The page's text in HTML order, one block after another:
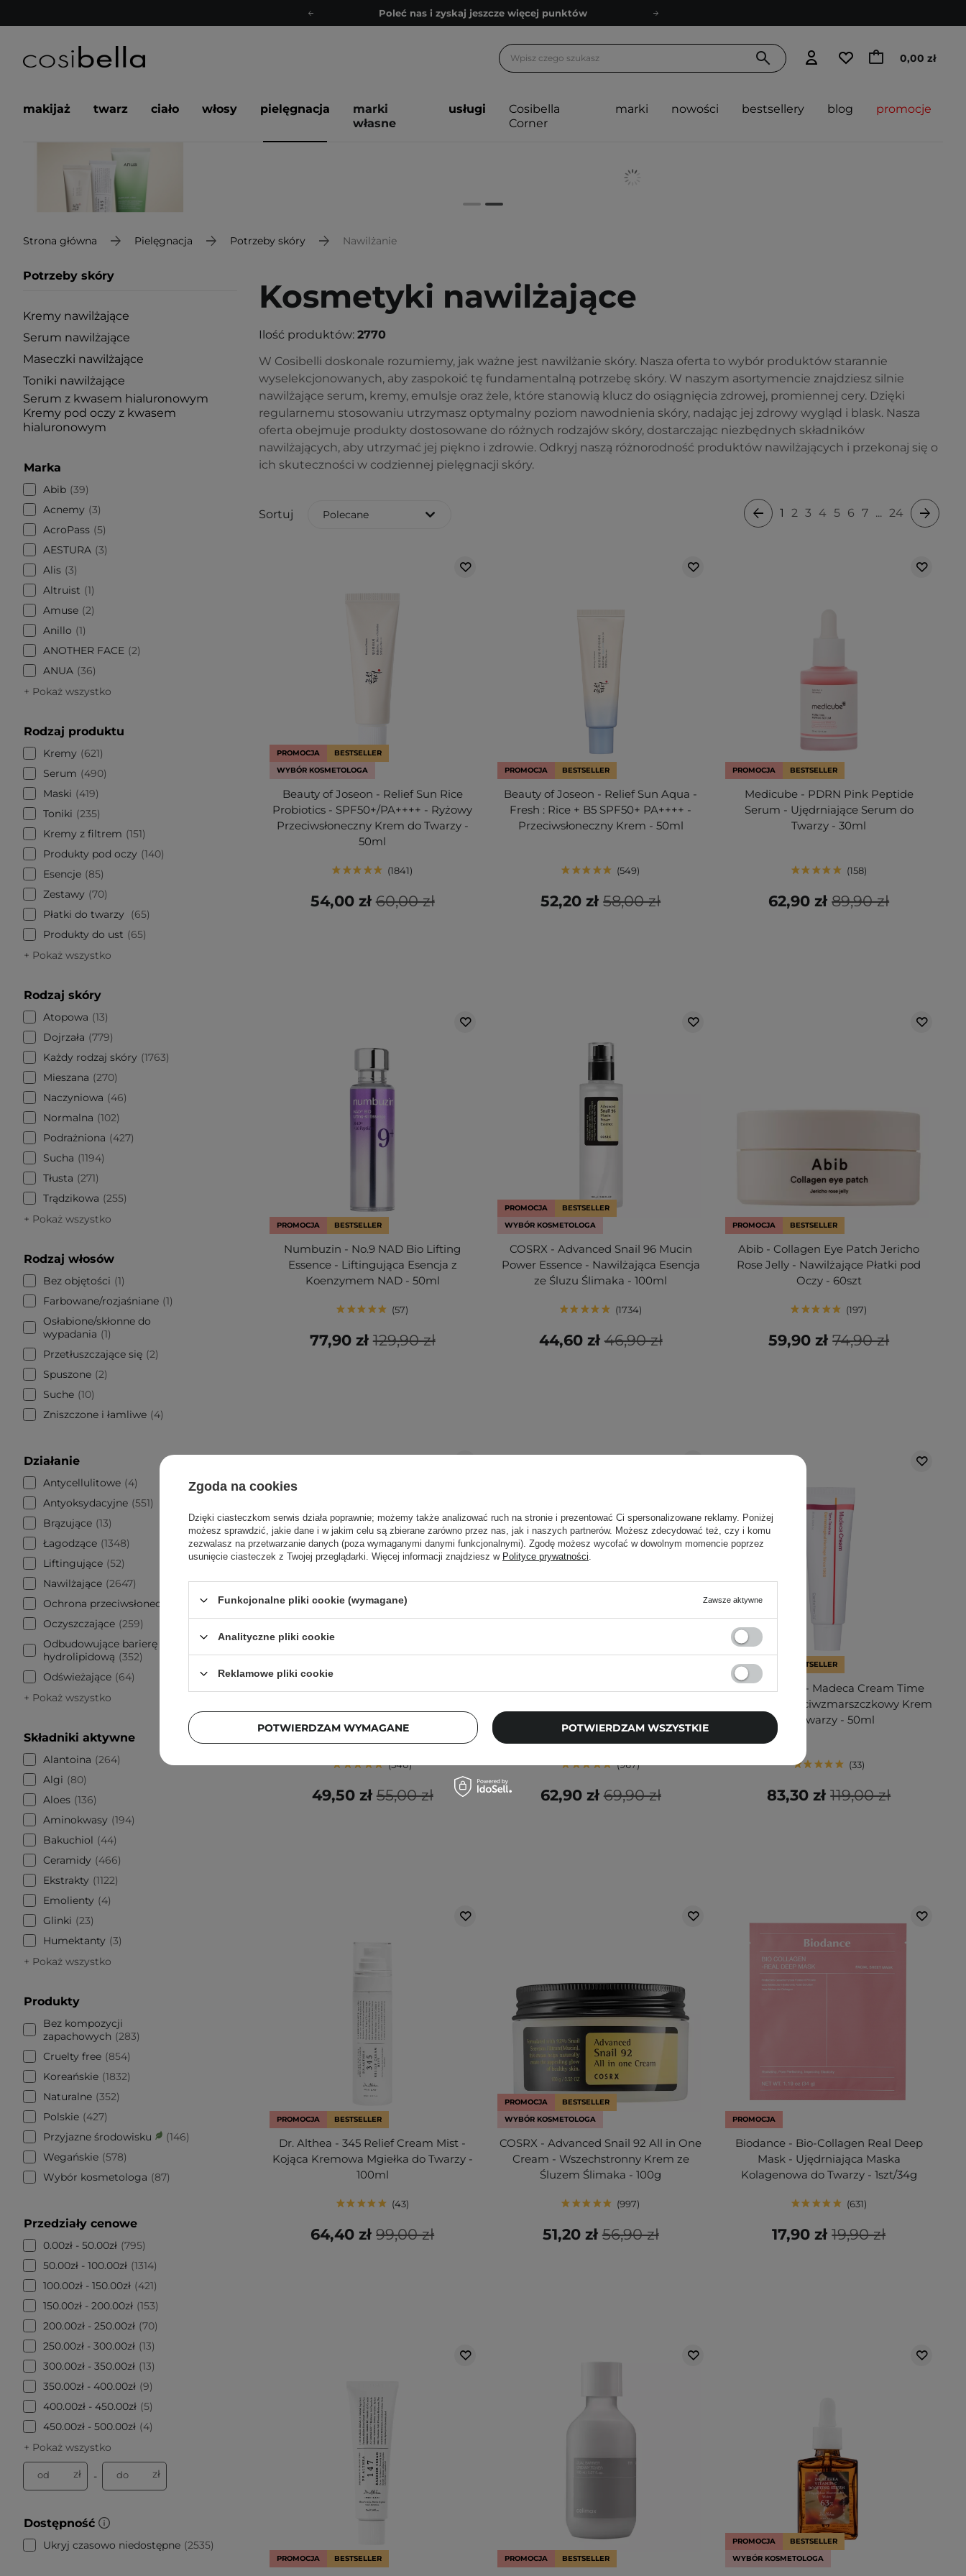
Poleć nas i zyskaj jeszcze więcej punktów
Bezpłatne konsultacje kosmetologiczne
Poleć nas i zyskaj jeszcze więcej punktów
0,00 zł
makijaż twarz ciało włosy pielęgnacja
marki
własne
usługi
Cosibella
Corner
marki nowości bestsellery blog promocje
Strona główna Pielęgnacja Potrzeby skóry Nawilżanie
Potrzeby skóry
Kremy nawilżające
Serum nawilżające
Maseczki nawilżające
Toniki nawilżające
Serum z kwasem hialuronowym
Kremy pod oczy z kwasem
hialuronowym
Marka
Abib 39
Acnemy
3
AcroPass 5
AESTURA 3
Alis 3
Altruist
1
Amuse 2
Anillo
1
ANOTHER FACE 2
ANUA 36
+ Pokaż wszystko
Rodzaj produktu
Kremy
621
Serum
490
Maski
419
Toniki
235
Kremy z filtrem
151
Produkty pod oczy
140
Esencje 85
Zestawy
70
Płatki do twarzy
65
Produkty do ust
65
+ Pokaż wszystko
Rodzaj skóry
Atopowa
13
Dojrzała
779
Każdy rodzaj skóry
1763
Mieszana
270
Naczyniowa
46
Normalna
102
Podrażniona
427
Sucha
1194
Tłusta
271
Trądzikowa
255
+ Pokaż wszystko
Rodzaj włosów
Bez objętości
1
Farbowane/rozjaśniane 1
Osłabione/skłonne do
wypadania
1
Przetłuszczające się 2
Spuszone 2
Suche 10
Zniszczone i łamliwe
4
Działanie
Antycellulitowe
4
Antyoksydacyjne 551
Brązujące 13
Łagodzące 1348
Liftingujące 52
Nawilżające 2647
Ochrona przeciwsłoneczna
182
Oczyszczające 259
Odbudowujące barierę
hydrolipidową
352
Odświeżające
64
+ Pokaż wszystko
Składniki aktywne
Alantoina
264
Algi
80
Aloes 136
Aminokwasy
194
Bakuchiol
44
Ceramidy
466
Ekstrakty
1122
Emolienty
4
Glinki
23
Humektanty
3
+ Pokaż wszystko
Produkty
Bez kompozycji
zapachowych
283
Cruelty free 854
Koreańskie 1832
Naturalne 352
Polskie
427
Przyjazne środowisku
146
Wegańskie 578
Wybór kosmetologa
87
Przedziały cenowe
0.00zł - 50.00zł 795
50.00zł - 100.00zł 1314
100.00zł - 150.00zł
421
150.00zł - 200.00zł 153
200.00zł - 250.00zł 70
250.00zł - 300.00zł 13
300.00zł - 350.00zł 13
350.00zł - 400.00zł 9
400.00zł - 450.00zł 5
450.00zł - 500.00zł
4
+ Pokaż wszystko
od zł - do zł
Dostępność
Ukryj czasowo niedostępne 2535
Kosmetyki nawilżające
Ilość produktów: 2770
W Cosibelli doskonale rozumiemy, jak ważne jest nawilżanie skóry. Nasza oferta to wybór produktów starannie
wyselekcjonowanych, aby zaspokoić tę fundamentalną potrzebę skóry. W naszym asortymencie znajdziesz silnie
nawilżające serum, kremy, emulsje oraz żele, które stanowią klucz do osiągnięcia zdrowej, promiennej cery. Dzięki
regularnemu stosowaniu utrzymasz optymalny poziom nawodnienia skóry, nadając jej zdrowy wygląd i blask. Nasza
oferta obejmuje produkty dostosowane do różnych rodzajów skóry, dostarczając niezbędnych składników
nawilżających, aby utrzymać jej piękno i zdrowie. Odkryj naszą różnorodność produktów nawilżających i przekonaj się o
ich skuteczności w codziennej pielęgnacji skóry.
Sortuj Polecane 1 2 3 4 5 6 7 ... 24
PROMOCJA
BESTSELLER
WYBÓR KOSMETOLOGA
Beauty of Joseon - Relief Sun Rice
Probiotics - SPF50+/PA++++ - Ryżowy
Przeciwsłoneczny Krem do Twarzy -
50ml
1841
60,00 zł
54,00 zł
PROMOCJA BESTSELLER
Beauty of Joseon - Relief Sun Aqua -
Fresh : Rice + B5 SPF50+ PA++++ -
Przeciwsłoneczny Krem - 50ml
549
58,00 zł
52,20 zł
PROMOCJA BESTSELLER
Medicube - PDRN Pink Peptide
Serum - Ujędrniające Serum do
Twarzy - 30ml
158
89,90 zł
62,90 zł
PROMOCJA BESTSELLER
Numbuzin - No.9 NAD Bio Lifting
Essence - Liftingująca Esencja z
Koenzymem NAD - 50ml
57
129,90 zł
77,90 zł
PROMOCJA
BESTSELLER
WYBÓR KOSMETOLOGA
COSRX - Advanced Snail 96 Mucin
Power Essence - Nawilżająca Esencja
ze Śluzu Ślimaka - 100ml
1734
46,90 zł
44,60 zł
PROMOCJA BESTSELLER
Abib - Collagen Eye Patch Jericho
Rose Jelly - Nawilżające Płatki pod
Oczy - 60szt
197
74,90 zł
59,90 zł
Oczy - 30ml
540
55,00 zł
49,50 zł
967
69,90 zł
62,90 zł
PROMOCJA BESTSELLER
Centellian24 - Madeca Cream Time
Reverse - Przeciwzmarszczkowy Krem
do Twarzy - 50ml
33
119,00 zł
83,30 zł
PROMOCJA BESTSELLER
Dr. Althea - 345 Relief Cream Mist -
Kojąca Kremowa Mgiełka do Twarzy -
100ml
43
99,00 zł
64,40 zł
PROMOCJA
BESTSELLER
WYBÓR KOSMETOLOGA
COSRX - Advanced Snail 92 All in One
Cream - Wszechstronny Krem ze
Śluzem Ślimaka - 100g
997
56,90 zł
51,20 zł
PROMOCJA
Biodance - Bio-Collagen Real Deep
Mask - Ujędrniająca Maska
Kolagenowa do Twarzy - 1szt/34g
631
19,90 zł
17,90 zł
PROMOCJA BESTSELLER PROMOCJA BESTSELLER
PROMOCJA
BESTSELLER
WYBÓR KOSMETOLOGA
Zgoda na cookies
Dzięki ciasteczkom serwis działa poprawnie; możemy także analizować ruch na stronie i prezentować Ci spersonalizowane reklamy. Poniżej
możesz sprawdzić, jakie dane i w jakim celu są zbierane zarówno przez nas, jak i naszych partnerów. Możesz zdecydować też, czy i komu
zezwalasz na przetwarzanie danych (poza wymaganymi danymi funkcjonalnymi). Zgodę możesz wycofać w dowolnym momencie poprzez
usunięcie ciasteczek z Twojej przeglądarki. Więcej informacji znajdziesz w Polityce prywatności.
Funkcjonalne pliki cookie (wymagane) Zawsze aktywne
Analityczne pliki cookie
Reklamowe pliki cookie
POTWIERDZAM WYMAGANE POTWIERDZAM WSZYSTKIE